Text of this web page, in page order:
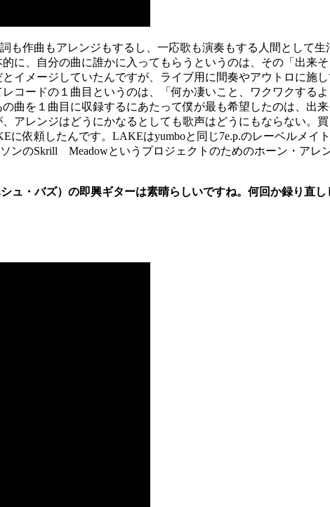
作曲もアレンジもするし、一応歌も演奏もする人間として
に、自分の曲に誰かに入ってもらうというのは、その「出来
イメージしていたんですが、ライブ用に間奏やアウトロに施
コードの１曲目というのは、「何か凄いこと、ワクワクする
曲を１曲目に収録するにあたって僕が最も希望したのは、出
アレンジはどうにかなるとしても歌声はどうにもならない。
依頼したんです。LAKEはyumboと同じ7e.p.のレーベルメイ
のSkrill Meadowというプロジェクトのためのホーン・アレ
ュ・バズ）の即興ギターは素晴らしいですね。何回か録り直